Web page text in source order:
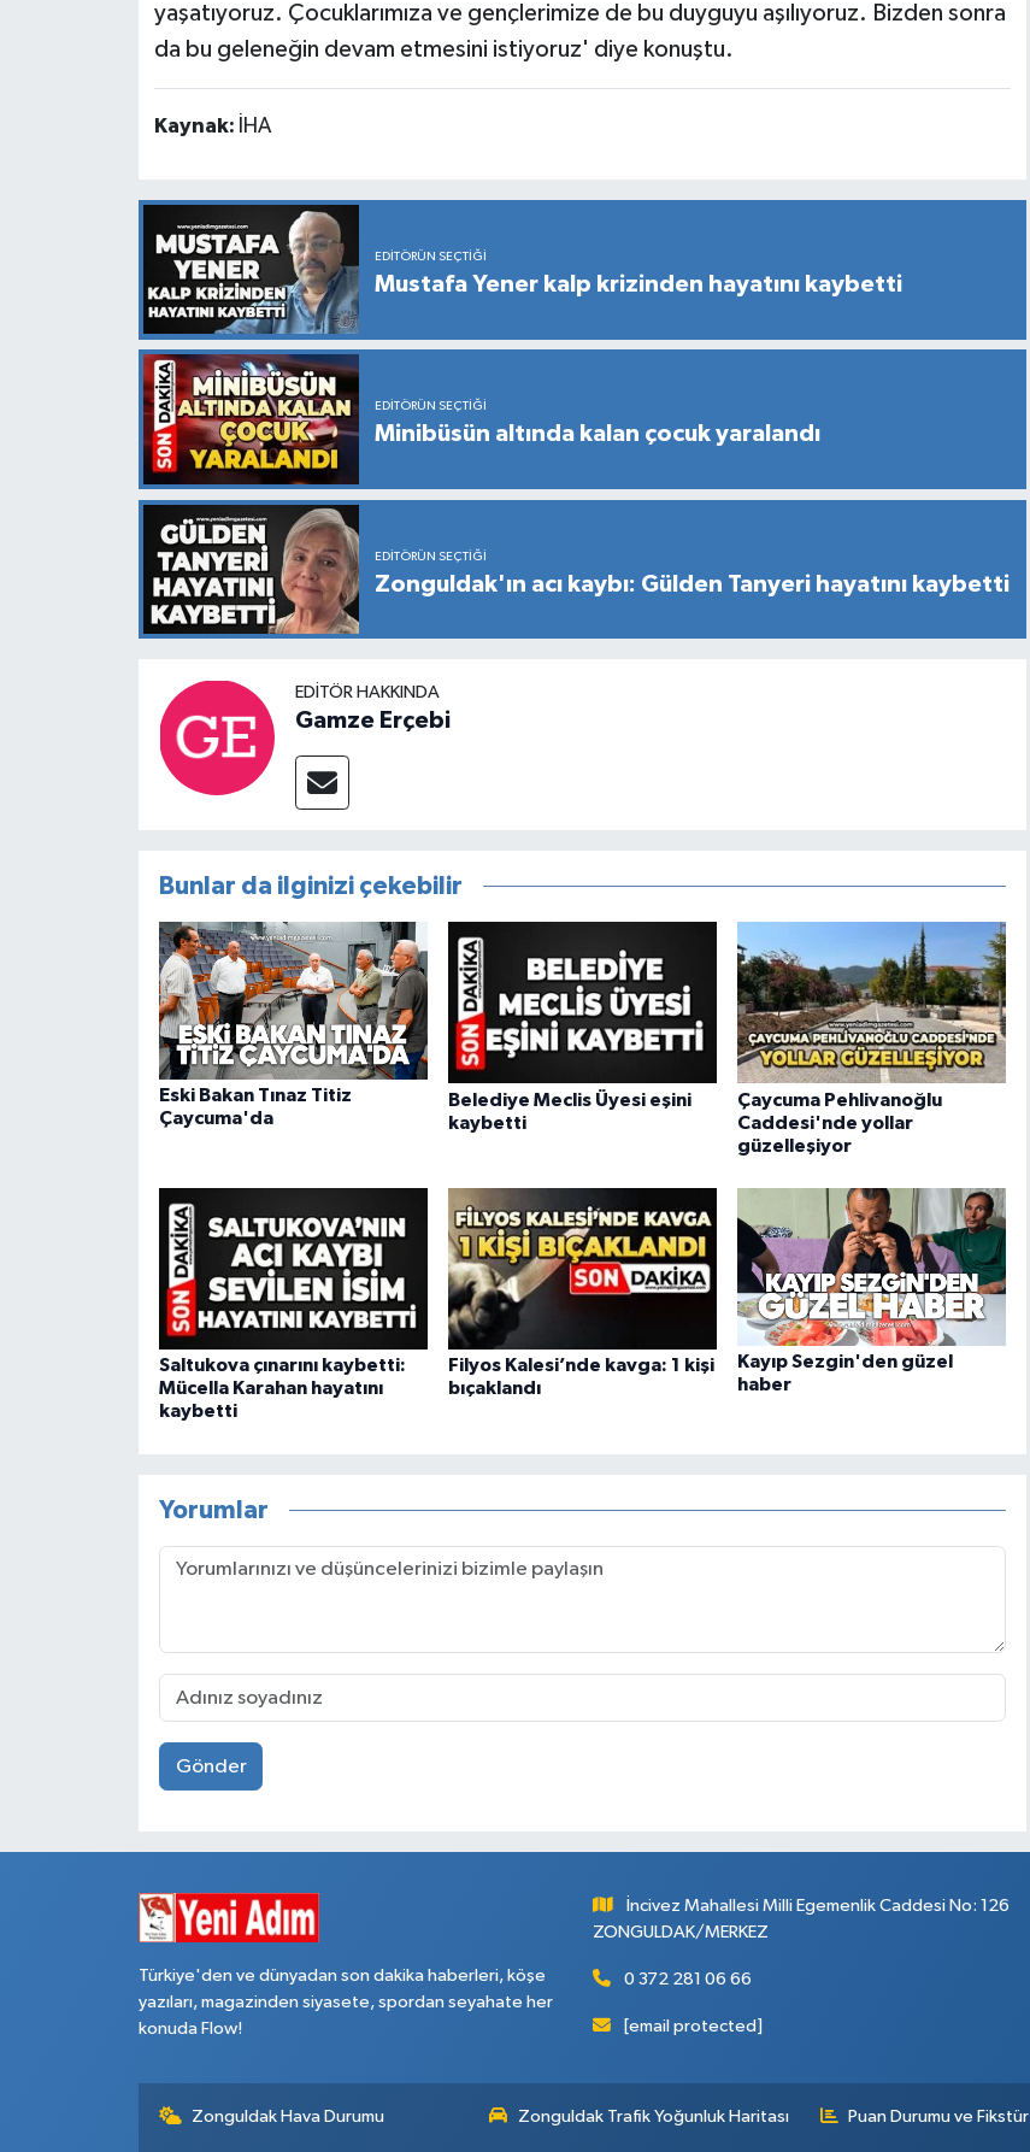
yaşatıyoruz. Çocuklarımıza ve gençlerimize de bu duyguyu aşılıyoruz. Bizden sonra
da bu geleneğin devam etmesini istiyoruz' diye konuştu.
Kaynak: İHA
EDITÖRÜN SEÇTIĞI
Mustafa Yener kalp krizinden hayatını kaybetti
EDITÖRÜN SEÇTIĞI
Minibüsün altında kalan çocuk yaralandı
EDITÖRÜN SEÇTIĞI
Zonguldak'ın acı kaybı: Gülden Tanyeri hayatını kaybetti
EDITÖR HAKKINDA
Gamze Erçebi
Bunlar da ilginizi çekebilir
Eski Bakan Tınaz Titiz
Çaycuma'da
Belediye Meclis Üyesi eşini
kaybetti
Çaycuma Pehlivanoğlu
Caddesi'nde yollar
güzelleşiyor
Saltukova çınarını kaybetti:
Mücella Karahan hayatını
kaybetti
Filyos Kalesi’nde kavga: 1 kişi
bıçaklandı
Kayıp Sezgin'den güzel
haber
Yorumlar
Gönder
Türkiye'den ve dünyadan son dakika haberleri, köşe
yazıları, magazinden siyasete, spordan seyahate her
konuda Flow!
İncivez Mahallesi Milli Egemenlik Caddesi No: 126
ZONGULDAK/MERKEZ
0 372 281 06 66
[email protected]
Zonguldak Hava Durumu Zonguldak Trafik Yoğunluk Haritası Puan Durumu ve Fikstür